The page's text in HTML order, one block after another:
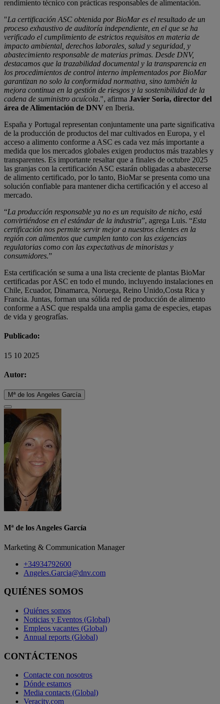
rendimiento técnico con prácticas responsables de alimentación.
"La certificación ASC obtenida por BioMar es el resultado de un
proceso exhaustivo de auditoría independiente, en el que se ha
verificado el cumplimiento de estrictos requisitos en materia de
impacto ambiental, derechos laborales, salud y seguridad, y
abastecimiento responsable de materias primas. Desde DNV,
destacamos que la trazabilidad documental y la transparencia en
los procedimientos de control interno implementados por BioMar
garantizan no solo la conformidad normativa, sino también la
mejora continua en la gestión de riesgos y la sostenibilidad de la
cadena de suministro acuícola.", afirma Javier Soria, director del
área de Alimentación de DNV en Iberia.
España y Portugal representan conjuntamente una parte significativa
de la producción de productos del mar cultivados en Europa, y el
acceso a alimento conforme a ASC es cada vez más importante a
medida que los mercados globales exigen productos más trazables y
transparentes. Es importante resaltar que a finales de octubre 2025
las granjas con la certificación ASC estarán obligadas a abastecerse
de alimento certificado, por lo tanto, BioMar se presenta como una
solución confiable para mantener dicha certificación y el acceso al
mercado.
“La producción responsable ya no es un requisito de nicho, está
convirtiéndose en el estándar de la industria”, agrega Luis. “Esta
certificación nos permite servir mejor a nuestros clientes en la
región con alimentos que cumplen tanto con las exigencias
regulatorias como con las expectativas de minoristas y
consumidores.”
Esta certificación se suma a una lista creciente de plantas BioMar
certificadas por ASC en todo el mundo, incluyendo instalaciones en
Chile, Ecuador, Dinamarca, Noruega, Reino Unido,Costa Rica y
Francia. Juntas, forman una sólida red de producción de alimento
conforme a ASC que respalda una amplia gama de especies, etapas
de vida y geografías.
Publicado:
15 10 2025
Autor:
Mª de los Angeles García
Mª de los Angeles García
Marketing & Communication Manager
+34934792600
Angeles.Garcia@dnv.com
QUIÉNES SOMOS
Quiénes somos
Noticias y Eventos (Global)
Empleos vacantes (Global)
Annual reports (Global)
CONTÁCTENOS
Contacte con nosotros
Dónde estamos
Media contacts (Global)
Veracity.com